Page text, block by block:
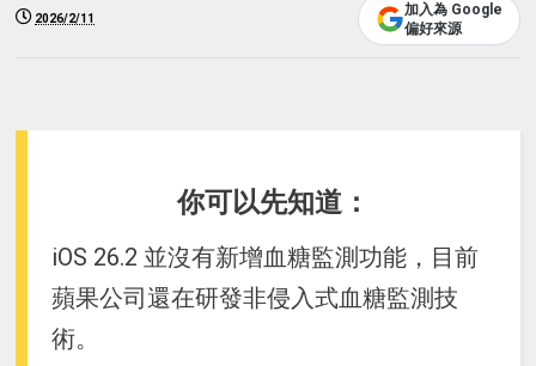
2026/2/11
加入為 Google
偏好來源
你可以先知道：
iOS 26.2 並沒有新增血糖監測功能，目前
蘋果公司還在研發非侵入式血糖監測技
術。